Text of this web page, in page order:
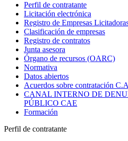
Perfil de contratante
Licitación electrónica
Registro de Empresas
Clasificación de empresas
Registro de contratos
Junta asesora
Órgano de recursos (OARC)
Normativa
Datos abiertos
Acuerdos sobre contratación
CANAL INTERNO DE
PÚBLICO CAE
Formación
Perfil de contratante